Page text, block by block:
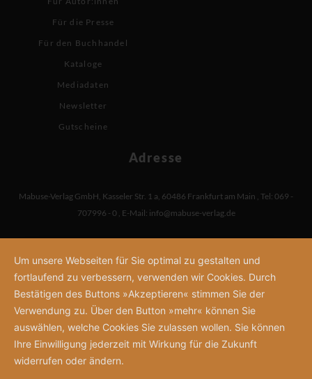
Für die Presse
Für den Buchhandel
Kataloge
Mediadaten
Newsletter
Gutscheine
Adresse
Mabuse-Verlag GmbH, Kasseler Str. 1 a, 60486 Frankfurt am Main , Tel: 069 -
707996 - 0 , E-Mail: info@mabuse-verlag.de
Um unsere Webseiten für Sie optimal zu gestalten und
fortlaufend zu verbessern, verwenden wir Cookies. Durch
Bestätigen des Buttons »Akzeptieren« stimmen Sie der
Verwendung zu. Über den Button »mehr« können Sie
auswählen, welche Cookies Sie zulassen wollen. Sie können
Ihre Einwilligung jederzeit mit Wirkung für die Zukunft
widerrufen oder ändern.